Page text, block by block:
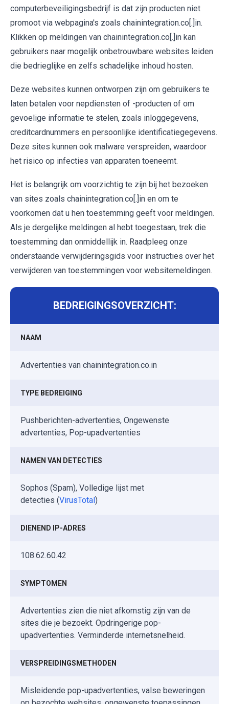
computerbeveiligingsbedrijf is dat zijn producten niet
promoot via webpagina's zoals chainintegration.co[.]in.
Klikken op meldingen van chainintegration.co[.]in kan
gebruikers naar mogelijk onbetrouwbare websites leiden
die bedrieglijke en zelfs schadelijke inhoud hosten.
Deze websites kunnen ontworpen zijn om gebruikers te
laten betalen voor nepdiensten of -producten of om
gevoelige informatie te stelen, zoals inloggegevens,
creditcardnummers en persoonlijke identificatiegegevens.
Deze sites kunnen ook malware verspreiden, waardoor
het risico op infecties van apparaten toeneemt.
Het is belangrijk om voorzichtig te zijn bij het bezoeken
van sites zoals chainintegration.co[.]in en om te
voorkomen dat u hen toestemming geeft voor meldingen.
Als je dergelijke meldingen al hebt toegestaan, trek die
toestemming dan onmiddellijk in. Raadpleeg onze
onderstaande verwijderingsgids voor instructies over het
verwijderen van toestemmingen voor websitemeldingen.
BEDREIGINGSOVERZICHT:
NAAM
Advertenties van chainintegration.co.in
TYPE BEDREIGING
Pushberichten-advertenties, Ongewenste
advertenties, Pop-upadvertenties
NAMEN VAN DETECTIES
Sophos (Spam), Volledige lijst met
detecties (VirusTotal )
DIENEND IP-ADRES
108.62.60.42
SYMPTOMEN
Advertenties zien die niet afkomstig zijn van de
sites die je bezoekt. Opdringerige pop-
upadvertenties. Verminderde internetsnelheid.
VERSPREIDINGSMETHODEN
Misleidende pop-upadvertenties, valse beweringen